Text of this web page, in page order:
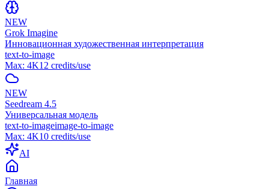
NEW
Grok Imagine
Инновационная художественная интерпретация
text-to-image
Max: 4K12 credits/use
NEW
Seedream 4.5
Универсальная модель
text-to-imageimage-to-image
Max: 4K10 credits/use
AI
Главная